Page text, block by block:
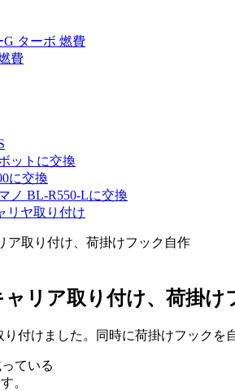
ターボ 燃費
費
ットに交換
に交換
ノ BL-R550-Lに交換
リヤ取り付け
ア取り付け、荷掛けフック自作
リア取り付け、荷掛け
付けました。同時に荷掛けフックを
ている
。